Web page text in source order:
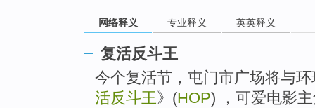
网络释义 专业释义 英英释义
复活反斗王
今个复活节，屯门市广场将与
活反斗王》(HOP) ，可爱电影